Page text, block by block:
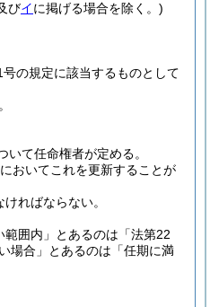
びイに掲げる場合を除く。)
の規定に該当するものとして
て任命権者が定める。
おいてこれを更新することが
ればならない。
範囲内」とあるのは「法第22
場合」とあるのは「任期に満